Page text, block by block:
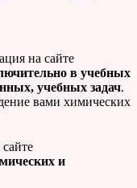
на сайте
в учебных
учебных задач.
вами химических
и